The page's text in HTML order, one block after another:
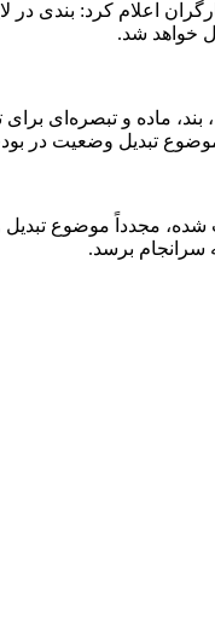
خواهد شد.
جدیدی که طبق بند «ت» ماده
سرانجام برسد.